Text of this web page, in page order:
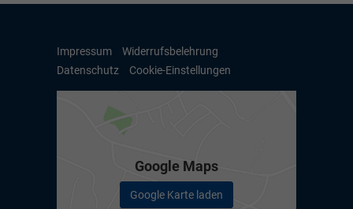
Impressum
Widerrufsbelehrung
Datenschutz
Cookie-Einstellungen
Google Maps
Google Karte laden